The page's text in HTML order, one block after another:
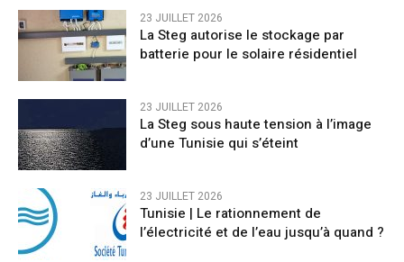
23 JUILLET 2026
La Steg autorise le stockage par
batterie pour le solaire résidentiel
23 JUILLET 2026
La Steg sous haute tension à l’image
d’une Tunisie qui s’éteint
23 JUILLET 2026
Tunisie | Le rationnement de
l’électricité et de l’eau jusqu’à quand ?